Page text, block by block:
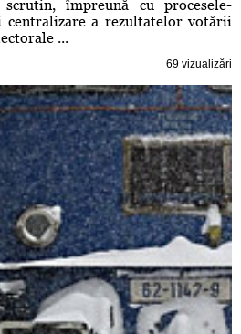
împreună cu procesele-
centralizare a rezultatelor votării
...
69 vizualizări